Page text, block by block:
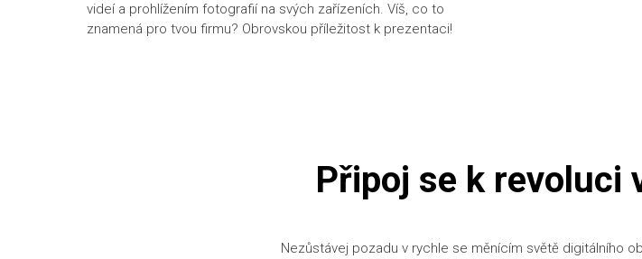
videí a prohlížením fotografií na svých zařízeních. Víš, co to
znamená pro tvou firmu? Obrovskou příležitost k prezentaci!
Připoj se k revoluci
Nezůstávej pozadu v rychle se měnícím světě digitálního